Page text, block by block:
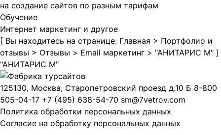
на создание сайтов по разным тарифам
Обучение
Интернет маркетинг и другое
[ Вы находитесь на странице: Главная > Портфолио и
отзывы > Отзывы > Email маркетинг > "АНИТАРИС М" ]
"АНИТАРИС М"
125130, Москва, Старопетровский проезд д.10 Б 8-800
505-04-17 +7 (495) 638-54-70 sm@7vetrov.com
Политика обработки персональных данных
Согласие на обработку персональных данных